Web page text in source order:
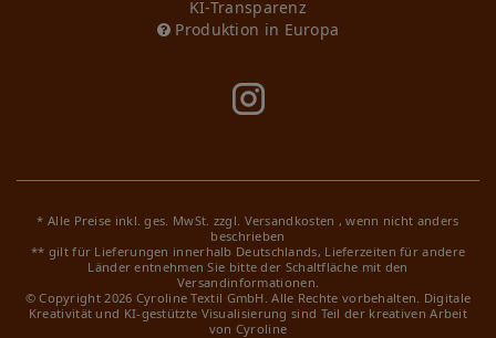
KI-Transparenz
Produktion in Europa
* Alle Preise inkl. ges. MwSt. zzgl. Versandkosten , wenn nicht anders
beschrieben
** gilt für Lieferungen innerhalb Deutschlands, Lieferzeiten für andere
Länder entnehmen Sie bitte der Schaltfläche mit den
Versandinformationen.
© Copyright 2026 Cyroline Textil GmbH. Alle Rechte vorbehalten. Digitale
Kreativität und KI-gestützte Visualisierung sind Teil der kreativen Arbeit
von Cyroline